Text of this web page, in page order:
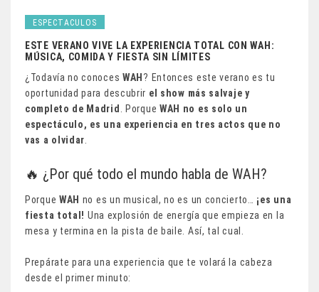
ESPECTACULOS
ESTE VERANO VIVE LA EXPERIENCIA TOTAL CON WAH:
MÚSICA, COMIDA Y FIESTA SIN LÍMITES
¿Todavía no conoces WAH ? Entonces este verano es tu
oportunidad para descubrir el show más salvaje y
completo de Madrid
. Porque WAH no es solo un
espectáculo, es una experiencia en tres actos que no
vas a olvidar
🔥 ¿Por qué todo el mundo habla de WAH?
Porque WAH no es un musical, no es un concierto… ¡es una
fiesta total! Una explosión de energía que empieza en la
mesa y termina en la pista de baile. Así, tal cual.
Prepárate para una experiencia que te volará la cabeza
desde el primer minuto: